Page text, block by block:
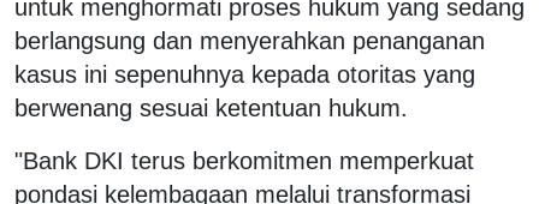
untuk menghormati proses hukum yang sedang
berlangsung dan menyerahkan penanganan
kasus ini sepenuhnya kepada otoritas yang
berwenang sesuai ketentuan hukum.
"Bank DKI terus berkomitmen memperkuat
pondasi kelembagaan melalui transformasi